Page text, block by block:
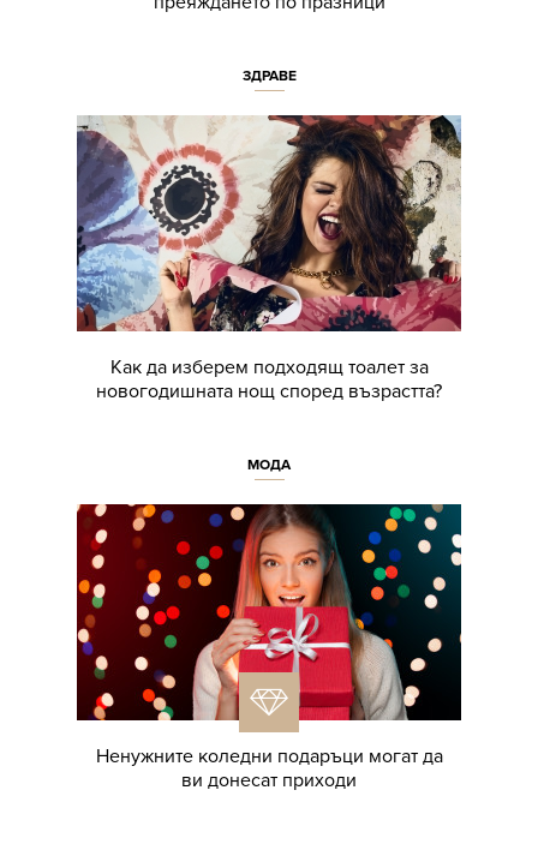
ЗДРАВЕ
Как да изберем подходящ тоалет за
новогодишната нощ според възрастта?
МОДА
Ненужните коледни подаръци могат да
ви донесат приходи